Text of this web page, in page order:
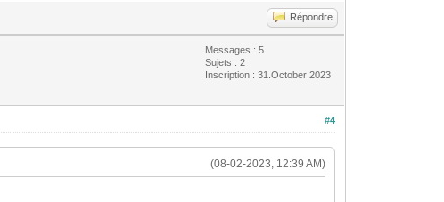
Répondre
Messages : 5
Sujets : 2
Inscription : 31.October 2023
#4
(08-02-2023, 12:39 AM)